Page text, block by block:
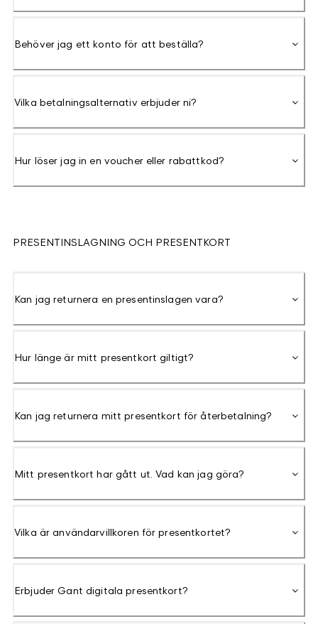
Behöver jag ett konto för att beställa?
Vilka betalningsalternativ erbjuder ni?
Hur löser jag in en voucher eller rabattkod?
PRESENTINSLAGNING OCH PRESENTKORT
Kan jag returnera en presentinslagen vara?
Hur länge är mitt presentkort giltigt?
Kan jag returnera mitt presentkort för återbetalning?
Mitt presentkort har gått ut. Vad kan jag göra?
Vilka är användarvillkoren för presentkortet?
Erbjuder Gant digitala presentkort?